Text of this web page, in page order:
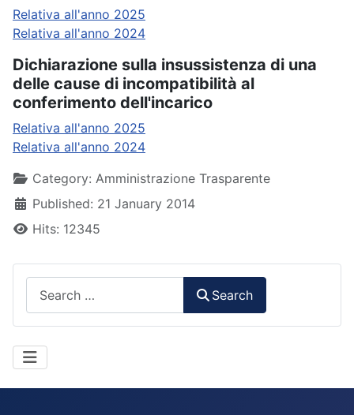
Relativa all'anno 2025
Relativa all'anno 2024
Dichiarazione sulla insussistenza di una
delle cause di incompatibilità al
conferimento dell'incarico
Relativa all'anno 2025
Relativa all'anno 2024
DetailsCategory: Amministrazione Trasparente
Published: 21 January 2014
Hits: 12345
Search